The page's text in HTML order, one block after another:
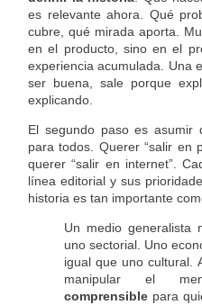
es relevante ahora. Qué
cubre, qué mirada aporta.
en el producto, sino en el
experiencia acumulada. Una
ser buena, sale porque
explicando.
El segundo paso es asumir
para todos. Querer “salir en
querer “salir en internet”.
línea editorial y sus
historia es tan importante
Un medio generalista
uno sectorial. Uno
igual que uno cultural.
manipular el
comprensible para